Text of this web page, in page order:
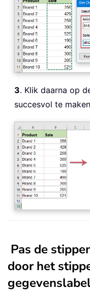
3. Klik daarna op
succesvol te
Pas de
door het